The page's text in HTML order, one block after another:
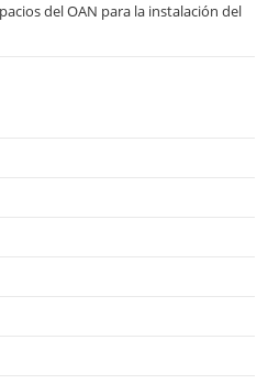
del OAN para la instalación del